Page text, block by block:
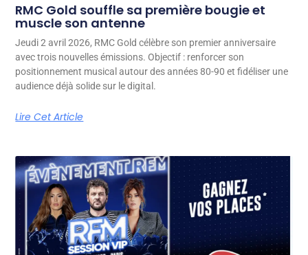
RMC Gold souffle sa première bougie et
muscle son antenne
Jeudi 2 avril 2026, RMC Gold célèbre son premier anniversaire
avec trois nouvelles émissions. Objectif : renforcer son
positionnement musical autour des années 80-90 et fidéliser une
audience déjà solide sur le digital.
Lire Cet Article